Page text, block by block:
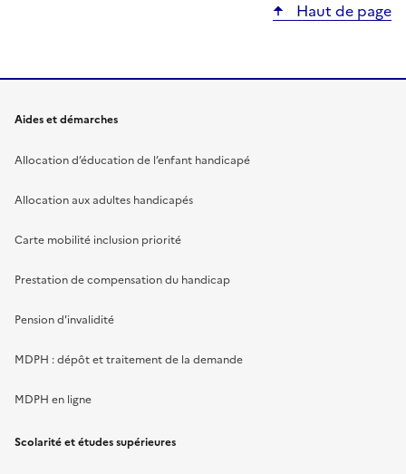
Haut de page
Aides et démarches
Allocation d’éducation de l’enfant handicapé
Allocation aux adultes handicapés
Carte mobilité inclusion priorité
Prestation de compensation du handicap
Pension d'invalidité
MDPH : dépôt et traitement de la demande
MDPH en ligne
Scolarité et études supérieures